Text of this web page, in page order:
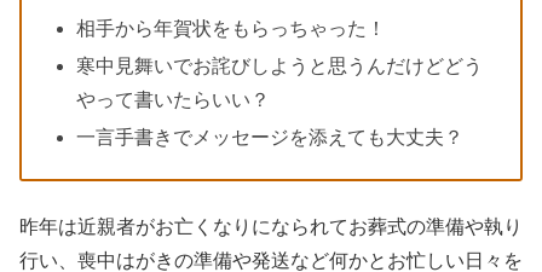
相手から年賀状をもらっちゃった！
寒中見舞いでお詫びしようと思うんだけどどう
やって書いたらいい？
一言手書きでメッセージを添えても大丈夫？
昨年は近親者がお亡くなりになられてお葬式の準備や執り
行い、喪中はがきの準備や発送など何かとお忙しい日々を